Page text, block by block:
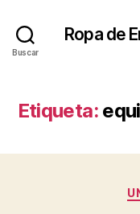
Buscar
Ropa de
Etiqueta: